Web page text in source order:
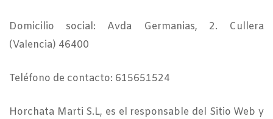
Domicilio social: Avda Germanias, 2. Cullera
(Valencia) 46400
Teléfono de contacto: 615651524
Horchata Marti S.L, es el responsable del Sitio Web y